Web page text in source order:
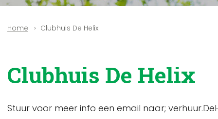
Home Clubhuis De Helix
Clubhuis De Helix
Stuur voor meer info een email naar;